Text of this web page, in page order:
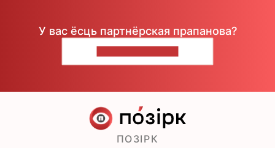
У вас ёсць партнёрская прапанова?
ПОЗІРК